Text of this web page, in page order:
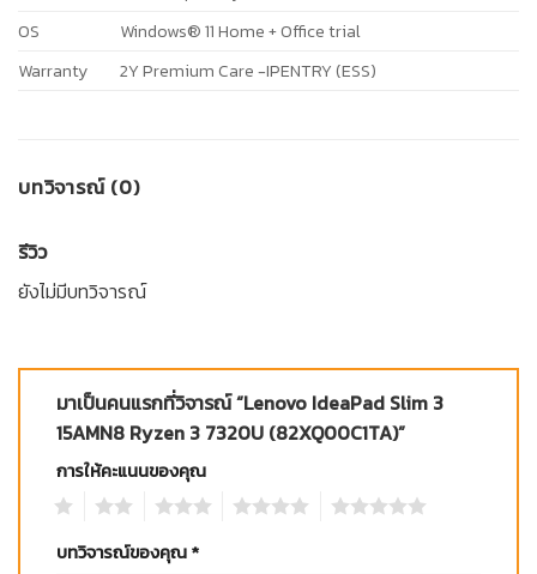
OS
Windows® 11 Home + Office trial
Warranty
2Y Premium Care -IPENTRY (ESS)
บทวิจารณ์ (0)
รีวิว
ยังไม่มีบทวิจารณ์
มาเป็นคนแรกที่วิจารณ์ “Lenovo IdeaPad Slim 3
15AMN8 Ryzen 3 7320U (82XQ00C1TA)”
การให้คะแนนของคุณ
บทวิจารณ์ของคุณ*